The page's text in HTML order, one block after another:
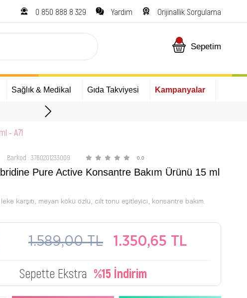
0 850 888 8 329 Yardım Orijinallik Sorgulama
Sepetim
Sağlık & Medikal Gıda Takviyesi Kampanyalar
- A71
Barkod : 3760201233009 0.0
Pure Active Konsantre Bakım Ürünü 15 ml
karşıtı, meyan kökü özlü, cilt tonu eşitleyici, konsantre bakım.
1.589,00 TL 1.350,65 TL
Sepette Ekstra %15 İndirim